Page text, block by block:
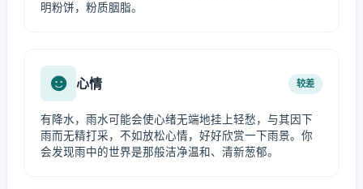
明粉饼，粉质胭脂。
心情 较差
有降水，雨水可能会使心绪无端地挂上轻愁，与其因下
雨而无精打采，不如放松心情，好好欣赏一下雨景。你
会发现雨中的世界是那般洁净温和、清新葱郁。